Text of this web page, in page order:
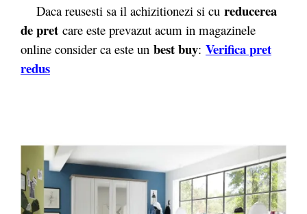
Daca reusesti sa il achizitionezi si cu reducerea
de pret care este prevazut acum in magazinele
online consider ca este un best buy: Verifica pret
redus